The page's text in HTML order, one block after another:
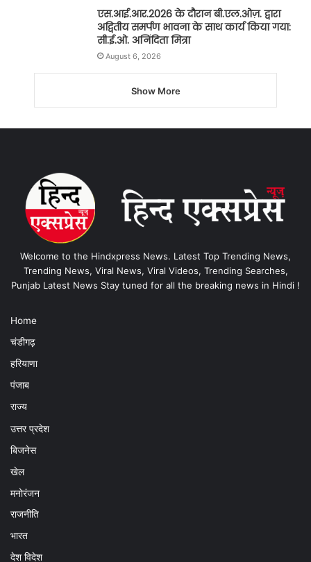
एस.आई.आर.2026 के दौरान बी.एल.ओज़. द्वारा
अद्वितीय समर्पण भावना के साथ कार्य किया गया:
सी.ई.ओ. अनिंदिता मित्रा
August 6, 2026
Show More
Welcome to the Hindxpress News. Latest Top Trending News,
Trending News, Viral News, Viral Videos, Trending Searches,
Punjab Latest News Stay tuned for all the breaking news in Hindi !
Home
चंडीगढ़
हरियाणा
पंजाब
राज्य
उत्तर प्रदेश
बिजनेस
खेल
मनोरंजन
राजनीति
भारत
देश विदेश